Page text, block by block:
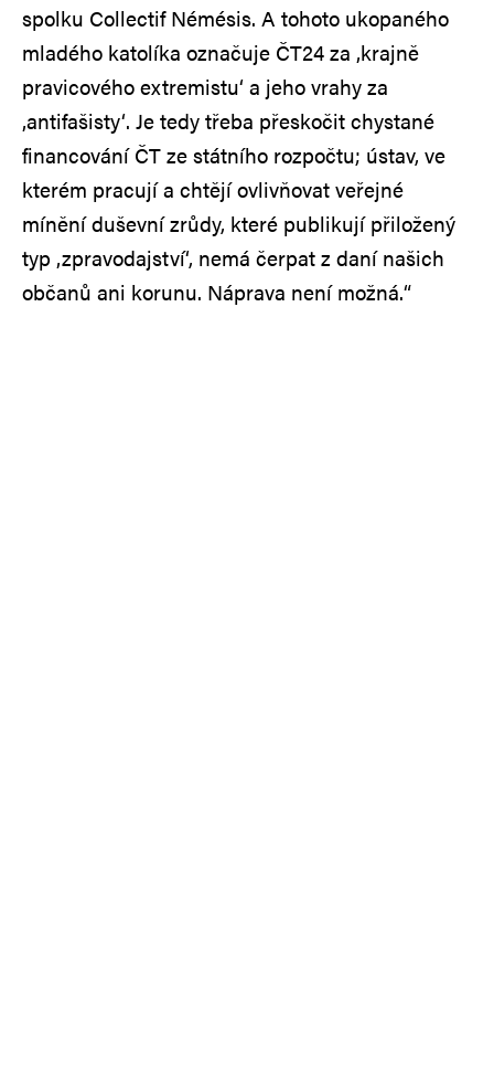
spolku Collectif Némésis. A tohoto ukopaného
mladého katolíka označuje ČT24 za ‚krajně
pravicového extremistu‘ a jeho vrahy za
‚antifašisty‘. Je tedy třeba přeskočit chystané
financování ČT ze státního rozpočtu; ústav, ve
kterém pracují a chtějí ovlivňovat veřejné
mínění duševní zrůdy, které publikují přiložený
typ ‚zpravodajství‘, nemá čerpat z daní našich
občanů ani korunu. Náprava není možná.“